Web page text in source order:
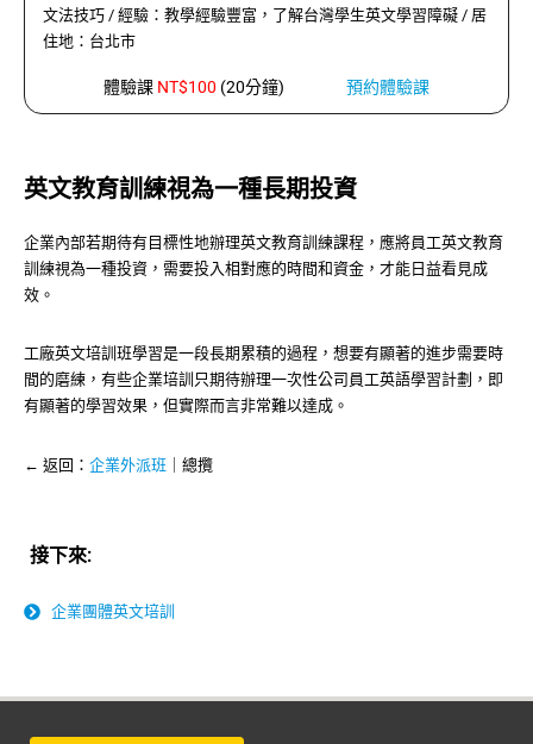
文法技巧 / 經驗：教學經驗豐富，了解台灣學生英文學習障礙 / 居
住地：台北市
體驗課 NT$100 (20分鐘) 預約體驗課
英文教育訓練視為一種長期投資
企業內部若期待有目標性地辦理英文教育訓練課程，應將員工英文教育
訓練視為一種投資，需要投入相對應的時間和資金，才能日益看見成
效。
工廠英文培訓班學習是一段長期累積的過程，想要有顯著的進步需要時
間的磨練，有些企業培訓只期待辦理一次性公司員工英語學習計劃，即
有顯著的學習效果，但實際而言非常難以達成。
← 返回： 企業外派班 ｜總攬
接下來:
企業團體英文培訓